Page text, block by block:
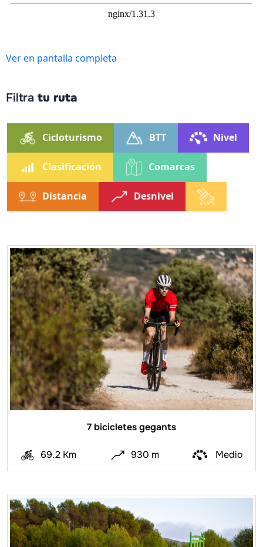
Ver en pantalla completa
Filtra tu ruta
Cicloturismo BTT Nivel
Clasificación Comarcas
Distancia Desnivel
7 bicicletes gegants
69.2 Km 930 m Medio